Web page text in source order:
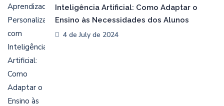
Inteligência Artificial: Como Adaptar o
Ensino às Necessidades dos Alunos
4 de July de 2024